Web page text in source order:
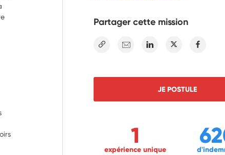
Partager cette mission
E-mail Linkedin Twitter
JE POSTULE
1
expérience unique